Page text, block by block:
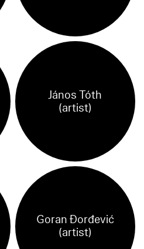
János Tóth
(artist)
Goran Đorđević
(artist)